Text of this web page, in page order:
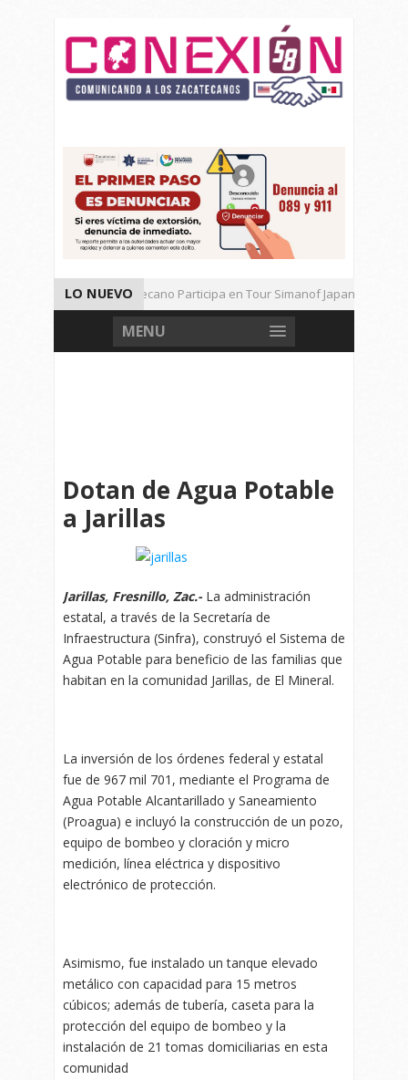
LO NUEVO
Universitario Zacatecano Participa en Tour Simanof Japan 2026
Implementa SAMA Estrategia de Reciclaje con Empresa PetStar
MENU
Dotan de Agua Potable
a Jarillas
Jarillas, Fresnillo, Zac.- La administración
estatal, a través de la Secretaría de
Infraestructura (Sinfra), construyó el Sistema de
Agua Potable para beneficio de las familias que
habitan en la comunidad Jarillas, de El Mineral.
La inversión de los órdenes federal y estatal
fue de 967 mil 701, mediante el Programa de
Agua Potable Alcantarillado y Saneamiento
(Proagua) e incluyó la construcción de un pozo,
equipo de bombeo y cloración y micro
medición, línea eléctrica y dispositivo
electrónico de protección.
Asimismo, fue instalado un tanque elevado
metálico con capacidad para 15 metros
cúbicos; además de tubería, caseta para la
protección del equipo de bombeo y la
instalación de 21 tomas domiciliarias en esta
comunidad